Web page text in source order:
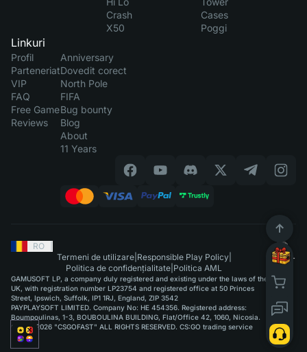
Crash
X50
Cases
Poggi
Linkuri
Profil
Parteneriat
VIP
FAQ
Free Game
Reviews
Anniversary
Dovedit corect
North Pole
FIFA
Bug bounty
Blog
About
11 Years
RO
Termeni de utilizare| Responsible Play Policy|
Politica de confidențialitate Politica AML
GAMUSOFT LP, a company duly registered and existing under the laws of the
UK, with registration number LP23754 and registered office at 50 Princes
Street, Ipswich, Suffolk, IP1 1RJ, England, ZIP 3542
PAYPLAYSOFT LIMITED. Company No: HE 454356. Registered address:
Boumpoulinas, 1-3, BOUBOULINA BUILDING, Flat/Office 42, 1060, Nicosia.
©2015-2026 "CSGOFAST" ALL RIGHTS RESERVED. CS:GO trading service